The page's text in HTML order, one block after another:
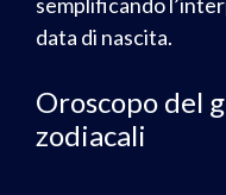
data di nascita.
Oroscopo del
zodiacali